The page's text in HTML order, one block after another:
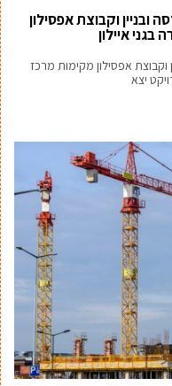
ובניין וקבוצת אפסילון
איילון
וקבוצת אפסילון מקימות מרכז
יצא